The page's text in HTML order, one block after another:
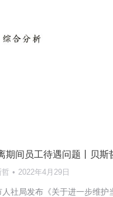
期间员工待遇问题丨贝斯
哲 2022年4月29日
社局发布《关于进一步维护